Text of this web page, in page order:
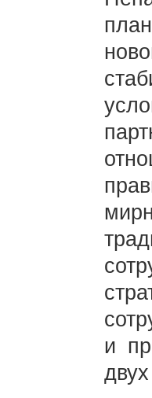
и